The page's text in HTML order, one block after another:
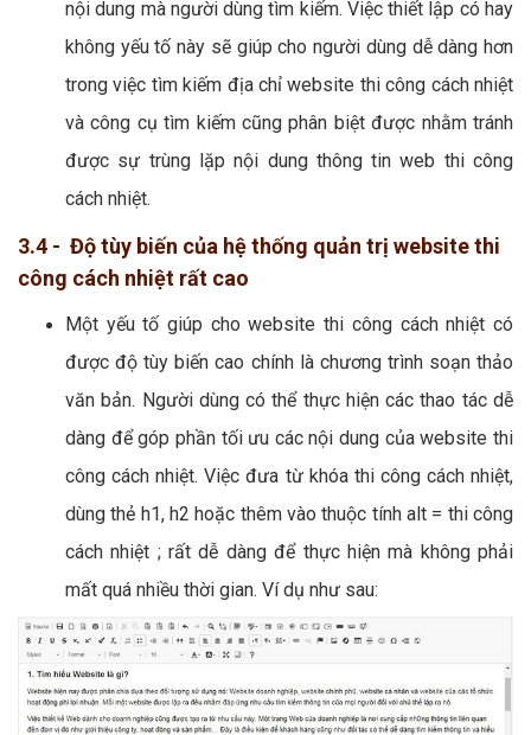
nội dung mà người dùng tìm kiếm. Việc thiết lập có hay
không yếu tố này sẽ giúp cho người dùng dễ dàng hơn
trong việc tìm kiếm địa chỉ website thi công cách nhiệt
và công cụ tìm kiếm cũng phân biệt được nhằm tránh
được sự trùng lặp nội dung thông tin web thi công
cách nhiệt.
3.4 - Độ tùy biến của hệ thống quản trị website thi
công cách nhiệt rất cao
Một yếu tố giúp cho website thi công cách nhiệt có
được độ tùy biến cao chính là chương trình soạn thảo
văn bản. Người dùng có thể thực hiện các thao tác dễ
dàng để góp phần tối ưu các nội dung của website thi
công cách nhiệt. Việc đưa từ khóa thi công cách nhiệt,
dùng thẻ h1, h2 hoặc thêm vào thuộc tính alt = thi công
cách nhiệt ; rất dễ dàng để thực hiện mà không phải
mất quá nhiều thời gian. Ví dụ như sau: